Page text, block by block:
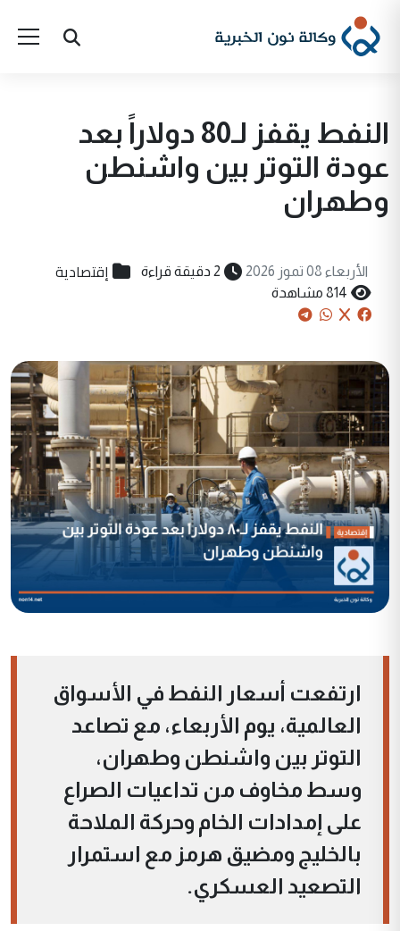
النفط يقفز لـ80 دولاراً بعد
عودة التوتر بين واشنطن
وطهران
الأربعاء 08 تموز 2026 2 دقيقة قراءة إقتصادية
814 مشاهدة
ارتفعت أسعار النفط في الأسواق
العالمية، يوم الأربعاء، مع تصاعد
التوتر بين واشنطن وطهران،
وسط مخاوف من تداعيات الصراع
على إمدادات الخام وحركة الملاحة
بالخليج ومضيق هرمز مع استمرار
التصعيد العسكري.